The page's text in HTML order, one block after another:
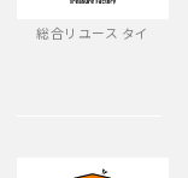
総合リユース タイ